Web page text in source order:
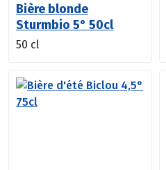
Bière blonde
Sturmbio 5° 50cl
50 cl